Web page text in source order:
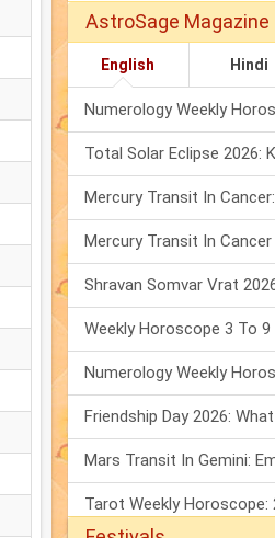
AstroSage Magazine
English Hindi